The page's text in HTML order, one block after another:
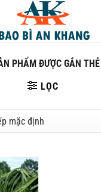
PHẨM ĐƯỢC GẮN THẺ
LỌC